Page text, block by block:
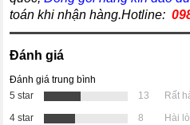
toán khi nhận hàng.Hotline:
Đánh giá
Đánh giá trung bình
5 star
13
Rất
4 star
8
Hài